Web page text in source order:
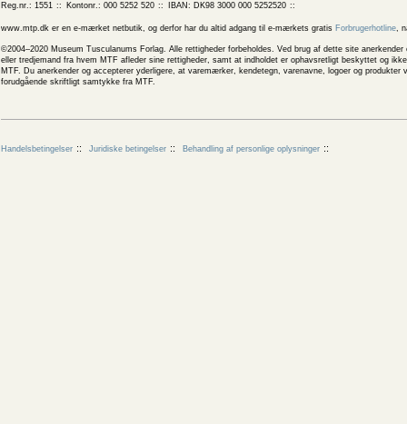
Reg.nr.: 1551
Kontonr.: 000 5252 520 IBAN: DK98 3000 000 5252520
www.mtp.dk er en e-mærket netbutik, og derfor har du altid adgang til e-mærkets gratis Forbrugerhotline,
©2004–2020 Museum Tusculanums Forlag. Alle rettigheder forbeholdes. Ved brug af dette site
eller tredjemand fra hvem MTF afleder sine rettigheder, samt at indholdet er ophavsretligt beskyttet og
MTF. Du anerkender og accepterer yderligere, at varemærker, kendetegn, varenavne, logoer og
forudgående skriftligt samtykke fra MTF.
Handelsbetingelser Juridiske betingelser Behandling af personlige oplysninger